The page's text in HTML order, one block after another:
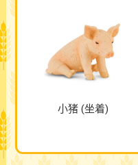
小猪 (坐着)